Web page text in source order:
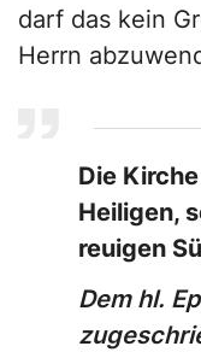
darf das kein
Herrn
Die
Heiligen,
reuigen
Dem hl.